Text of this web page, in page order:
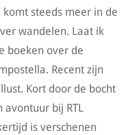
steeds meer in de
wandelen. Laat ik
boeken over de
Recent zijn
Kort door de bocht
avontuur bij RTL
is verschenen